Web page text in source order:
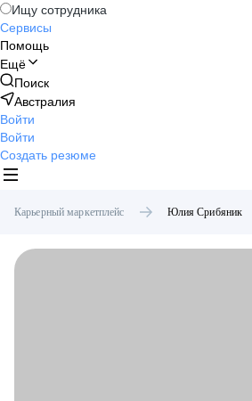
Ищу сотрудника
Сервисы
Помощь
Ещё
Поиск
Австралия
Войти
Войти
Создать резюме
Карьерный маркетплейс Юлия Срибяник